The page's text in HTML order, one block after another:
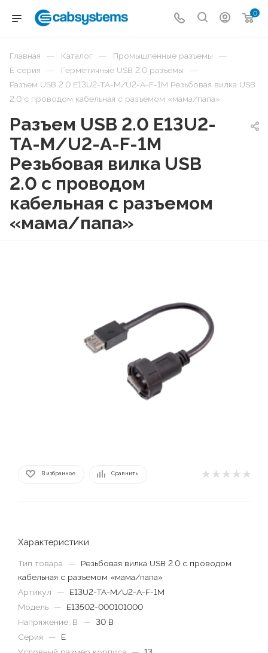
0
Главная — Каталог — Промышленные разъемы —
E серия — Герметичные USB 2.0 разъемы —
Разъем USB 2.0 E13U2-TA-M/U2-A-F-1M Резьбовая вилка USB
2.0 с проводом кабельная с разъемом «мама/папа»
Разъем USB 2.0 E13U2-
TA-M/U2-A-F-1M
Резьбовая вилка USB
2.0 с проводом
кабельная с разъемом
«мама/папа»
В избранное Сравнить
Характеристики
Тип товара —
Резьбовая вилка USB 2.0 с проводом
кабельная с разъемом «мама/папа»
Артикул
—
E13U2-TA-M/U2-A-F-1M
Модель
—
E13502-000101000
Напряжение, В
— 30 В
Серия
—
E